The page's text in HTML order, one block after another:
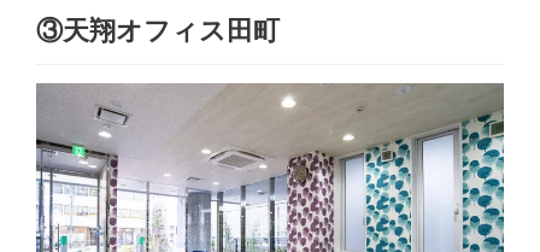
③天翔オフィス田町